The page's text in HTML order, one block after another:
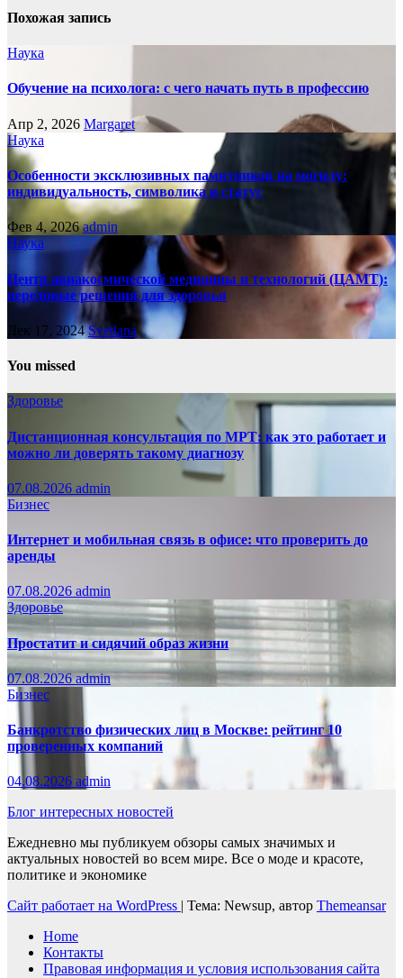
Похожая запись
Наука
Обучение на психолога: с чего начать путь в профессию
Апр 2, 2026 Margaret
Наука
Особенности эксклюзивных памятников на могилу:
индивидуальность, символика и статус
Фев 4, 2026admin
Наука
Центр авиакосмической медицины и технологий (ЦАМТ):
передовые решения для здоровья
Дек 17, 2024Svetlana
You missed
Здоровье
Дистанционная консультация по МРТ: как это работает и
можно ли доверять такому диагнозу
07.08.2026 admin
Бизнес
Интернет и мобильная связь в офисе: что проверить до
аренды
07.08.2026 admin
Здоровье
Простатит и сидячий образ жизни
07.08.2026admin
Бизнес
Банкротство физических лиц в Москве: рейтинг 10
проверенных компаний
04.08.2026 admin
Блог интересных новостей
Ежедневно мы публикуем обзоры самых значимых и
актуальных новостей во всем мире. Все о моде и красоте,
политике и экономике
Сайт работает на WordPress
Тема: Newsup, автор Themeansar
Home
Контакты
Правовая информация и условия использования сайта